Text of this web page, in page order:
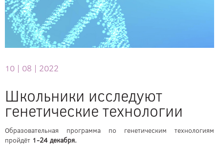
10 | 08 | 2022
Школьники исследуют
генетические технологии
Образовательная программа по генетическим технологиям
пройдёт 1-24 декабря.